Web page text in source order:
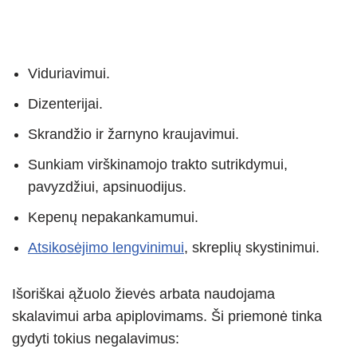
Viduriavimui.
Dizenterijai.
Skrandžio ir žarnyno kraujavimui.
Sunkiam virškinamojo trakto sutrikdymui,
pavyzdžiui, apsinuodijus.
Kepenų nepakankamumui.
Atsikosėjimo lengvinimui, skreplių skystinimui.
Išoriškai ąžuolo žievės arbata naudojama
skalavimui arba apiplovimams. Ši priemonė tinka
gydyti tokius negalavimus: